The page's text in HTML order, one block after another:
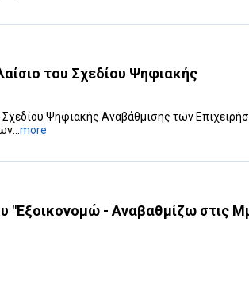
του Σχεδίου Ψηφιακής
Ψηφιακής Αναβάθμισης των
more
"Εξοικονομώ - Αναβαθμίζω στις